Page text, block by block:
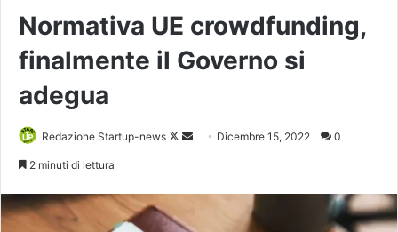
Normativa UE crowdfunding,
finalmente il Governo si
adegua
Redazione Startup-news
Follow
Invia Dicembre 15, 2022 0
2 minuti di lettura